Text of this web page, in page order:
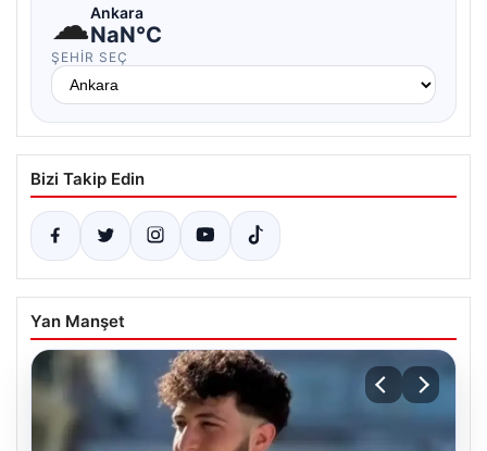
☁Ankara
NaN°C
ŞEHIR SEÇ
Bizi Takip Edin
Yan Manşet